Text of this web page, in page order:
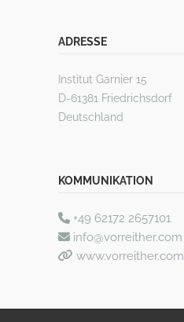
ADRESSE
Institut Garnier 15
D-61381 Friedrichsdorf
Deutschland
KOMMUNIKATION
+49 62172 2657101
info@vorreither.com
www.vorreither.com